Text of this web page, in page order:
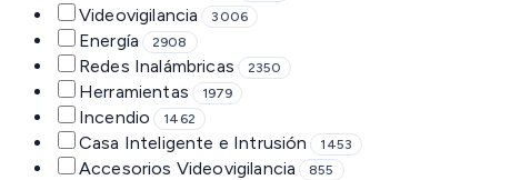
Videovigilancia 3006
Energía 2908
Redes Inalámbricas 2350
Herramientas 1979
Incendio 1462
Casa Inteligente e Intrusión 1453
Accesorios Videovigilancia 855